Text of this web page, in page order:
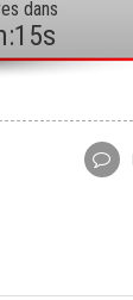
dans
:13s